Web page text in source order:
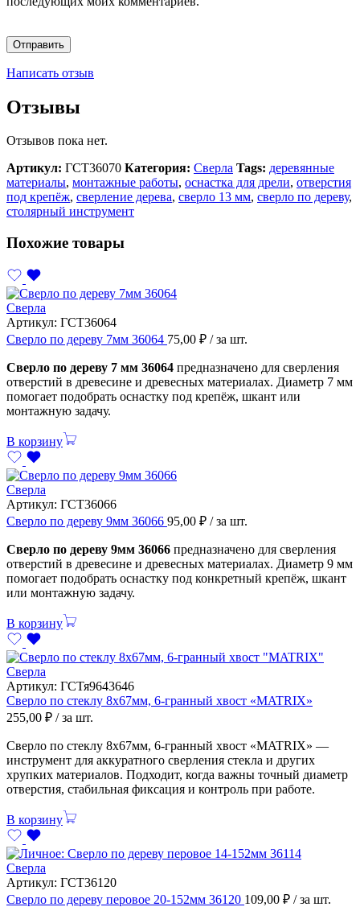
Написать отзыв
Отзывы
Отзывов пока нет.
Артикул: ГСТ36070 Категория: Сверла Tags: деревянные
материалы, монтажные работы, оснастка для дрели, отверстия
под крепёж, сверление дерева, сверло 13 мм, сверло по дереву,
столярный инструмент
Похожие товары
Сверла
Артикул: ГСТ36064
Сверло по дереву 7мм 36064 75,00 ₽ / за шт.
Сверло по дереву 7 мм 36064 предназначено для сверления
отверстий в древесине и древесных материалах. Диаметр 7 мм
помогает подобрать оснастку под крепёж, шкант или
монтажную задачу.
В корзину
Сверла
Артикул: ГСТ36066
Сверло по дереву 9мм 36066 95,00 ₽ / за шт.
Сверло по дереву 9мм 36066 предназначено для сверления
отверстий в древесине и древесных материалах. Диаметр 9 мм
помогает подобрать оснастку под конкретный крепёж, шкант
или монтажную задачу.
В корзину
Сверла
Артикул: ГСТя9643646
Сверло по стеклу 8х67мм, 6-гранный хвост «MATRIX»
255,00 ₽ / за шт.
Сверло по стеклу 8х67мм, 6-гранный хвост «MATRIX» —
инструмент для аккуратного сверления стекла и других
хрупких материалов. Подходит, когда важны точный диаметр
отверстия, стабильная фиксация и контроль при работе.
В корзину
Сверла
Артикул: ГСТ36120
Сверло по дереву перовое 20-152мм 36120 109,00 ₽ / за шт.